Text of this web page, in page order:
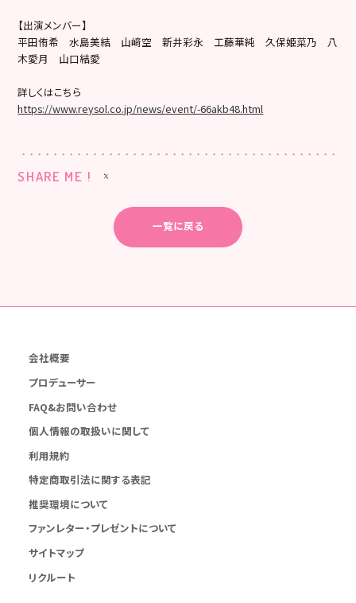
【出演メンバー】
平田侑希 水島美結 山﨑空 新井彩永 工藤華純 久保姫菜乃 八
木愛月 山口結愛
詳しくはこちら
https://www.reysol.co.jp/news/event/-66akb48.html
SHARE ME !
一覧に戻る
会社概要
プロデューサー
FAQ&お問い合わせ
個人情報の取扱いに関して
利用規約
特定商取引法に関する表記
推奨環境について
ファンレター・プレゼントについて
サイトマップ
リクルート